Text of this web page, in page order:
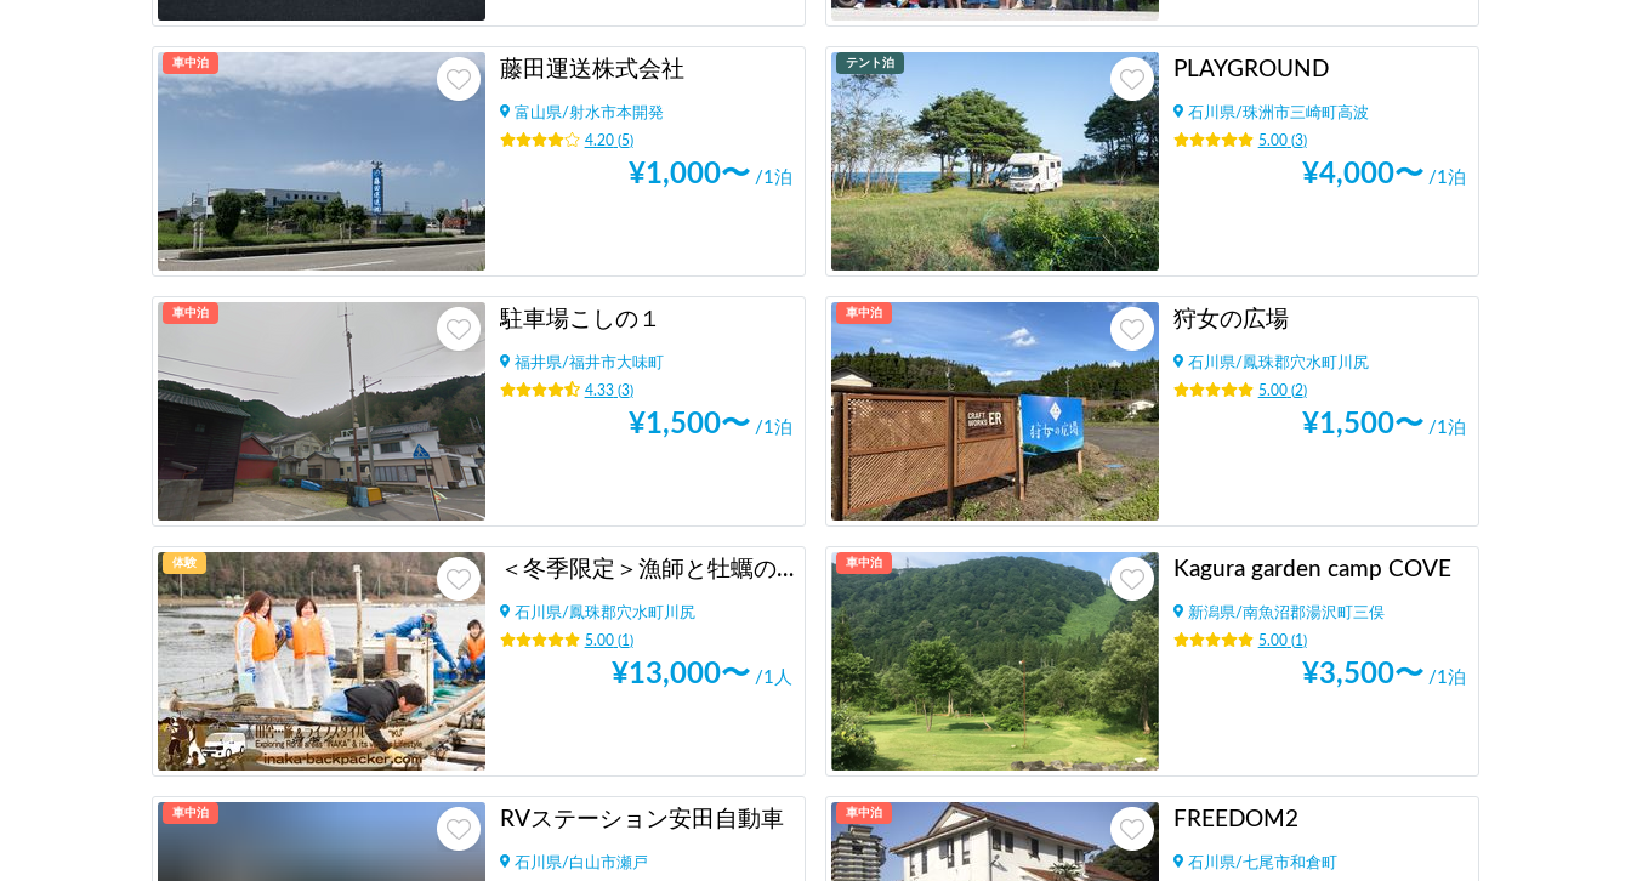
車中泊 藤田運送株式会社
富山県/射水市本開発
4.20(5)
¥1,000〜 /1泊
テント泊 PLAYGROUND
石川県/珠洲市三崎町高波
5.00(3)
¥4,000〜 /1泊
車中泊 駐車場こしの１
福井県/福井市大味町
4.33(3)
¥1,500〜 /1泊
車中泊 狩女の広場
石川県/鳳珠郡穴水町川尻
5.00(2)
¥1,500〜 /1泊
体験 ＜冬季限定＞漁師と牡蠣の水揚げ体験 1～2.5時間前後！牡蠣半缶と奥能登キャンピングカーで1周プレゼント！！
石川県/鳳珠郡穴水町川尻
5.00(1 )
¥13,000〜 /1人
車中泊 Kagura garden camp COVE
新潟県/南魚沼郡湯沢町三俣
5.00(1 )
¥3,500〜 /1泊
車中泊 RVステーション安田自動車
石川県/白山市瀬戸
車中泊 FREEDOM2
石川県/七尾市和倉町